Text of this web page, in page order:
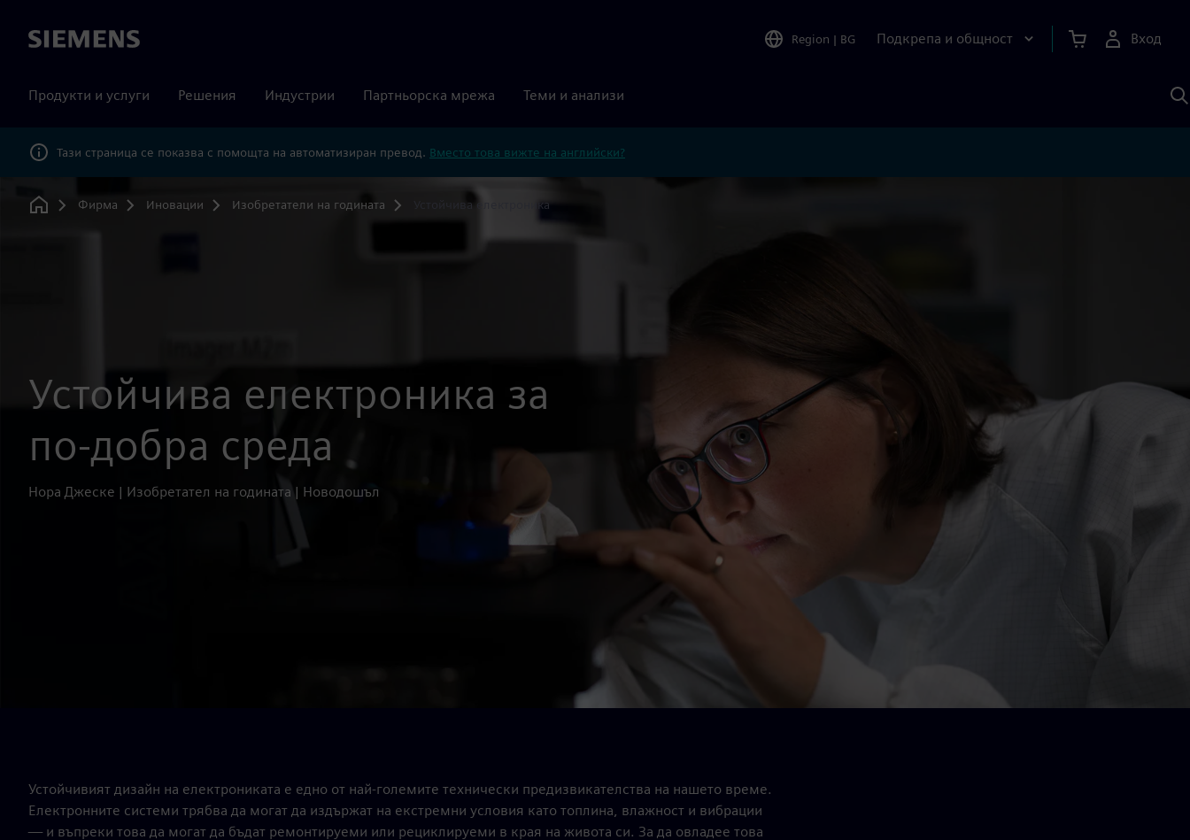
Siemens Region | BG Подкрепа и общност Вход
Продукти и услуги Решения Индустрии Партньорска мрежа Теми и анализи
с
Тази страница се показва с помощта на автоматизиран превод. Вместо това вижте на английски?
Home
Фирма Иновации Изобретатели на годината Устойчива електроника
Устойчива електроника за
по-добра среда
Нора Джеске | Изобретател на годината | Новодошъл
Устойчивият дизайн на електрониката е едно от най-големите технически предизвикателства на нашето време.
Електронните системи трябва да могат да издържат на екстремни условия като топлина, влажност и вибрации
— и въпреки това да могат да бъдат ремонтируеми или рециклируеми в края на живота си. За да овладее това